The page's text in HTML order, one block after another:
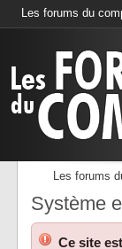
Les forums du
Les forums
Système
Ce site